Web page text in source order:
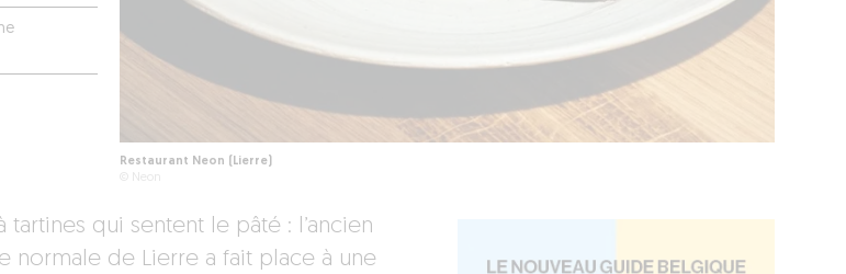
Restaurant Neon (Lierre)
© Neon
qui sentent le pâté : l’ancien
normale de Lierre a fait place à une